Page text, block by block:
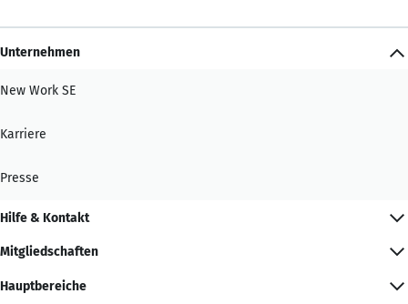
Unternehmen
New Work SE
Karriere
Presse
Hilfe & Kontakt
Mitgliedschaften
Hauptbereiche